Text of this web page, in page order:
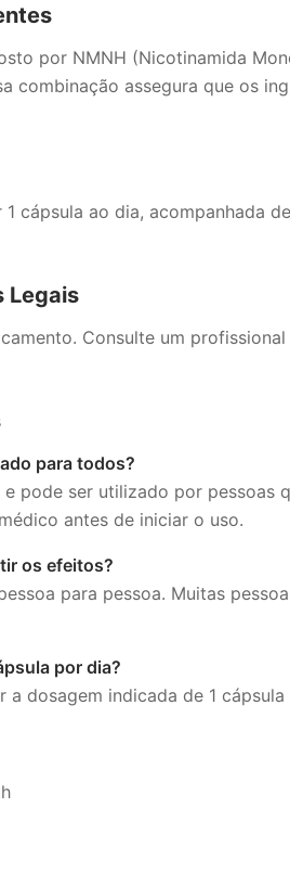
por NMNH (Nicotinamida
combinação assegura que os
cápsula ao dia, acompanhada
Legais
Consulte um
para todos?
pode ser utilizado por
antes de iniciar o uso.
os efeitos?
para pessoa. Muitas
por dia?
a dosagem indicada de 1